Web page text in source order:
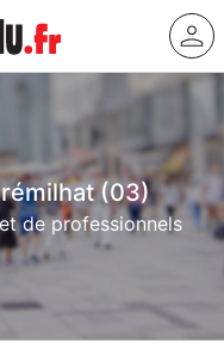
(03)
de professionnels